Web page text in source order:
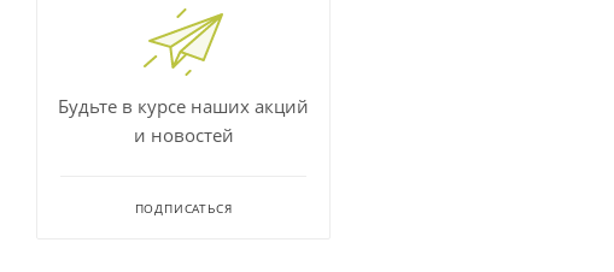
Будьте в курсе наших акций
и новостей
ПОДПИСАТЬСЯ